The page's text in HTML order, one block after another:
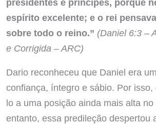
presidentes e príncipes, porque
espírito excelente; e o rei
sobre todo o reino.” (Daniel 6:3 –
e Corrigida – ARC)
Dario reconheceu que Daniel era
confiança, íntegro e sábio. Por
lo a uma posição ainda mais alta
entanto, essa predileção despertou